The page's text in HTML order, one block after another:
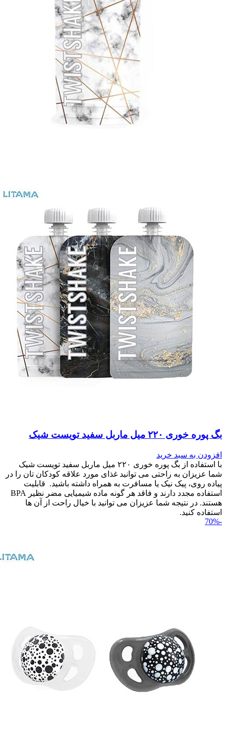
بگ پوره خوری ۲۲۰ میل ماربل سفید تویست شیک
افزودن به سبد خرید
با استفاده از بگ پوره خوری ۲۲۰ میل ماربل سفید تویست شیک
شما عزیزان به راحتی می توانید غذای مورد علاقه کودکان تان را در
پیاده روی، پیک نیک یا مسافرت به همراه داشته باشید. قابلیت
استفاده مجدد دارند و فاقد هر گونه ماده شیمیایی مضر نظیر BPA
هستند. در نتیجه شما عزیزان می توانید با خیال راحت از آن ها
استفاده کنید.
-70%